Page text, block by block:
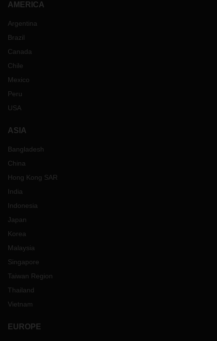
AMERICA
Argentina
Brazil
Canada
Chile
Mexico
Peru
USA
ASIA
Bangladesh
China
Hong Kong SAR
India
Indonesia
Japan
Korea
Malaysia
Singapore
Taiwan Region
Thailand
Vietnam
EUROPE